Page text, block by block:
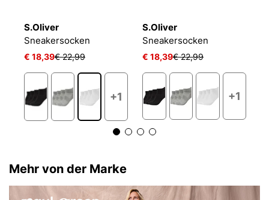
S.Oliver
Sneakersocken
€ 18,39€ 22,99
+1
S.Oliver
Sneakersocken
€ 18,39€ 22,99
+1
Mehr von der Marke